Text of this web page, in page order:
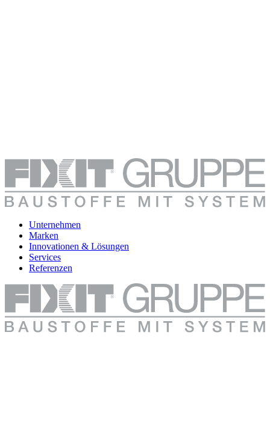
Unternehmen
Marken
Innovationen & Lösungen
Services
Referenzen